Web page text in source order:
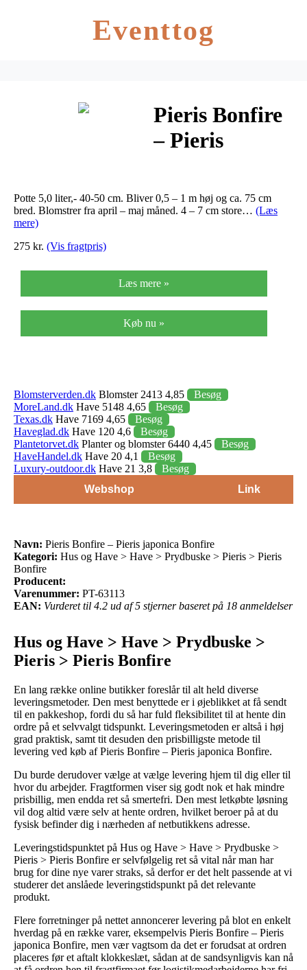
Eventtog
Pieris Bonfire
– Pieris
Bonfire
Potte 5,0 liter,- 40-50 cm. Bliver 0,5 – 1 m høj og ca. 75 cm
bred. Blomstrer fra april – maj måned. 4 – 7 cm store… (Læs
mere)
275 kr. (Vis fragtpris)
Læs mere »
Køb nu »
Blomsterverden.dk Blomster 2413 4,85
Besøg
MoreLand.dk Have 5148 4,65
Besøg
Texas.dk Have 7169 4,65
Besøg
Haveglad.dk Have 120 4,6
Besøg
Plantetorvet.dk Planter og blomster 6440 4,45
Besøg
HaveHandel.dk Have 20 4,1
Besøg
Luxury-outdoor.dk Have 21 3,8
Besøg
Webshop
Link
Navn: Pieris Bonfire – Pieris japonica Bonfire
Kategori: Hus og Have > Have > Prydbuske > Pieris > Pieris
Bonfire
Producent:
Varenummer: PT-63113
EAN: Vurderet til 4.2 ud af 5 stjerner baseret på 18 anmeldelser
Hus og Have > Have > Prydbuske >
Pieris > Pieris Bonfire
En lang række online butikker foreslår til alt held diverse
leveringsmetoder. Den mest benyttede er i øjeblikket at få sendt
til en pakkeshop, fordi du så har fuld fleksibilitet til at hente din
ordre på et selvvalgt tidspunkt. Leveringsmetoden er altså i høj
grad praktisk, samt tit desuden den prisbilligste metode til
levering ved køb af Pieris Bonfire – Pieris japonica Bonfire.
Du burde derudover vælge at vælge levering hjem til dig eller til
hvor du arbejder. Fragtformen viser sig godt nok et hak mindre
prisbillig, men endda ret så smertefri. Den mest letkøbte løsning
vil dog altid være selv at hente ordren, hvilket beroer på at du
fysisk befinder dig i nærheden af netbutikkens adresse.
Leveringstidspunktet på Hus og Have > Have > Prydbuske >
Pieris > Pieris Bonfire er selvfølgelig ret så vital når man har
brug for dine nye varer straks, så derfor er det helt passende at vi
studerer det anslåede leveringstidspunkt på det relevante
produkt.
Flere forretninger på nettet annoncerer levering på blot en enkelt
hverdag på en række varer, eksempelvis Pieris Bonfire – Pieris
japonica Bonfire, men vær vagtsom da det er forudsat at ordren
placeres før et aftalt klokkeslæt, sådan at de sandsynligvis kan nå